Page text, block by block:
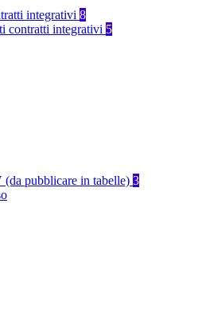
integrativi 8
contratti integrativi 5
(da pubblicare in tabelle) 3